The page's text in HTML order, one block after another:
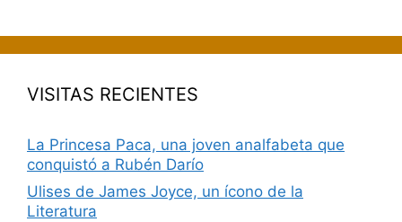
VISITAS RECIENTES
La Princesa Paca, una joven analfabeta que
conquistó a Rubén Darío
Ulises de James Joyce, un ícono de la
Literatura